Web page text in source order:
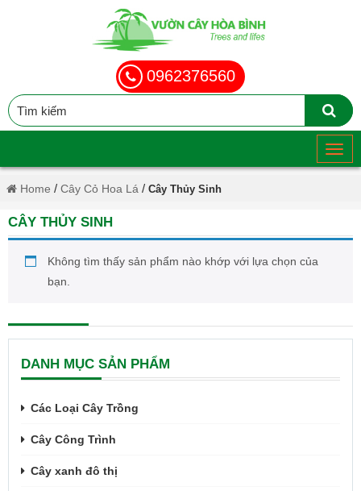
0962376560
Home / Cây Cỏ Hoa Lá / Cây Thủy Sinh
CÂY THỦY SINH
Không tìm thấy sản phẩm nào khớp với lựa chọn của
bạn.
DANH MỤC SẢN PHẨM
Các Loại Cây Trồng
Cây Công Trình
Cây xanh đô thị